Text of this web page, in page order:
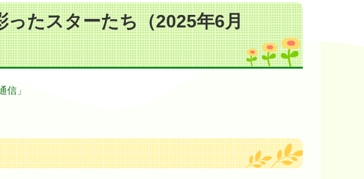
たスターたち（2025年6月
信」